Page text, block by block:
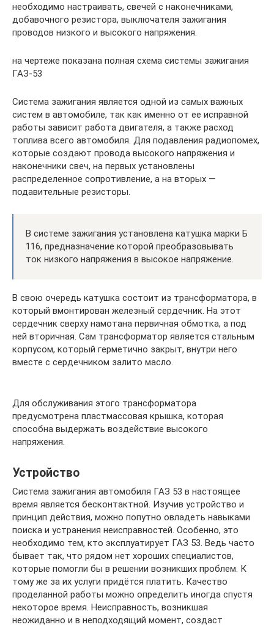
необходимо настраивать, свечей с наконечниками,
добавочного резистора, выключателя зажигания
проводов низкого и высокого напряжения.
на чертеже показана полная схема системы зажигания
ГАЗ-53
Система зажигания является одной из самых важных
систем в автомобиле, так как именно от ее исправной
работы зависит работа двигателя, а также расход
топлива всего автомобиля. Для подавления радиопомех,
которые создают провода высокого напряжения и
наконечники свеч, на первых установлены
распределенное сопротивление, а на вторых —
подавительные резисторы.
В системе зажигания установлена катушка марки Б
116, предназначение которой преобразовывать
ток низкого напряжения в высокое напряжение.
В свою очередь катушка состоит из трансформатора, в
который вмонтирован железный сердечник. На этот
сердечник сверху намотана первичная обмотка, а под
ней вторичная. Сам трансформатор является стальным
корпусом, который герметично закрыт, внутри него
вместе с сердечником залито масло.
Для обслуживания этого трансформатора
предусмотрена пластмассовая крышка, которая
способна выдержать воздействие высокого
напряжения.
Устройство
Система зажигания автомобиля ГАЗ 53 в настоящее
время является бесконтактной. Изучив устройство и
принцип действия, можно попутно овладеть навыками
поиска и устранения неисправностей. Особенно, это
необходимо тем, кто эксплуатирует ГАЗ 53. Ведь часто
бывает так, что рядом нет хороших специалистов,
которые помогли бы в решении возникших проблем. К
тому же за их услуги придётся платить. Качество
проделанной работы можно определить иногда спустя
некоторое время. Неисправность, возникшая
неожиданно и в неподходящий момент, создаст